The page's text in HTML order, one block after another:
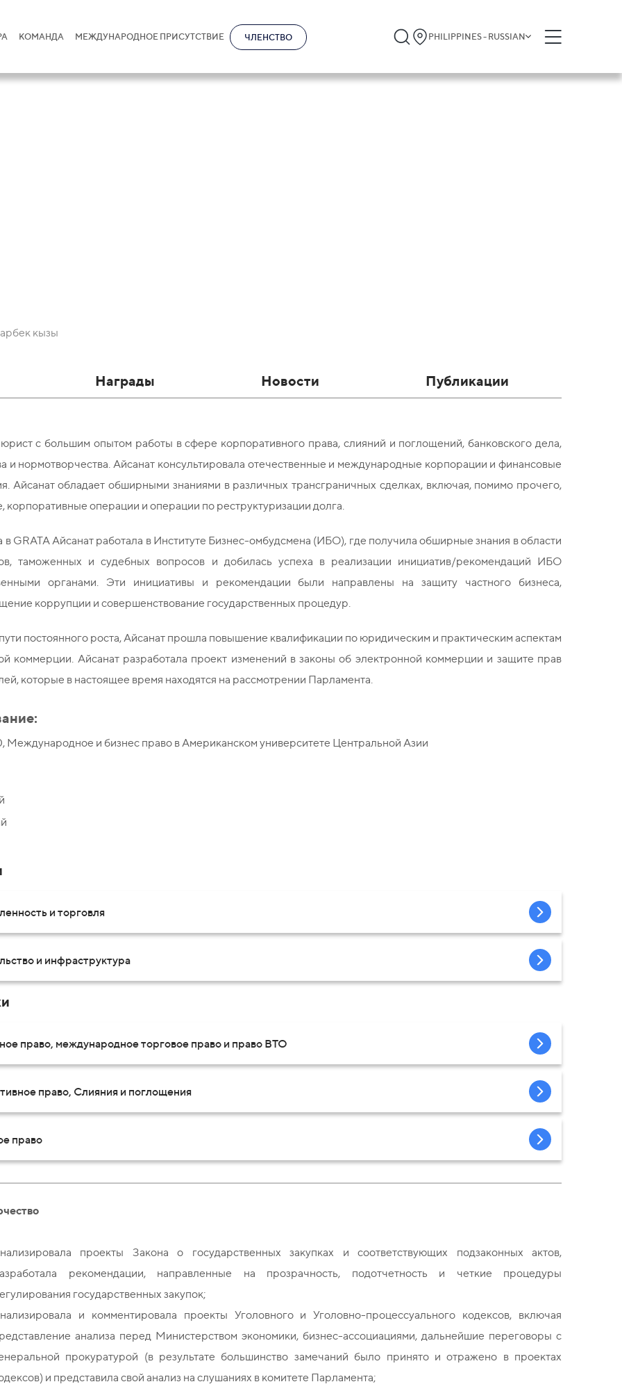
КОМАНДА МЕЖДУНАРОДНОЕ ПРИСУТСТВИЕ ЧЛЕНСТВО PHILIPPINES - RUSSIAN
кызы
Награды Новости
Публикации
с большим опытом работы в сфере корпоративного права, слияний и поглощений, банковского дела,
и нормотворчества. Айсанат консультировала отечественные и международные корпорации и финансовые
Айсанат обладает обширными знаниями в различных трансграничных сделках, включая, помимо прочего,
корпоративные операции и операции по реструктуризации долга.
в GRATA Айсанат работала в Институте Бизнес-омбудсмена (ИБО), где получила обширные знания в области
таможенных и судебных вопросов и добилась успеха в реализации инициатив/рекомендаций ИБО
органами. Эти инициативы и рекомендации были направлены на защиту частного бизнеса,
коррупции и совершенствование государственных процедур.
постоянного роста, Айсанат прошла повышение квалификации по юридическим и практическим аспектам
коммерции. Айсанат разработала проект изменений в законы об электронной коммерции и защите прав
которые в настоящее время находятся на рассмотрении Парламента.
Международное и бизнес право в Американском университете Центральной Азии
и торговля
и инфраструктура
право, международное торговое право и право ВТО
право, Слияния и поглощения
право
проекты Закона о государственных закупках и соответствующих подзаконных актов,
рекомендации, направленные на прозрачность, подотчетность и четкие процедуры
государственных закупок;
и комментировала проекты Уголовного и Уголовно-процессуального кодексов, включая
анализа перед Министерством экономики, бизнес-ассоциациями, дальнейшие переговоры с
прокуратурой (в результате большинство замечаний было принято и отражено в проектах
и представила свой анализ на слушаниях в комитете Парламента;